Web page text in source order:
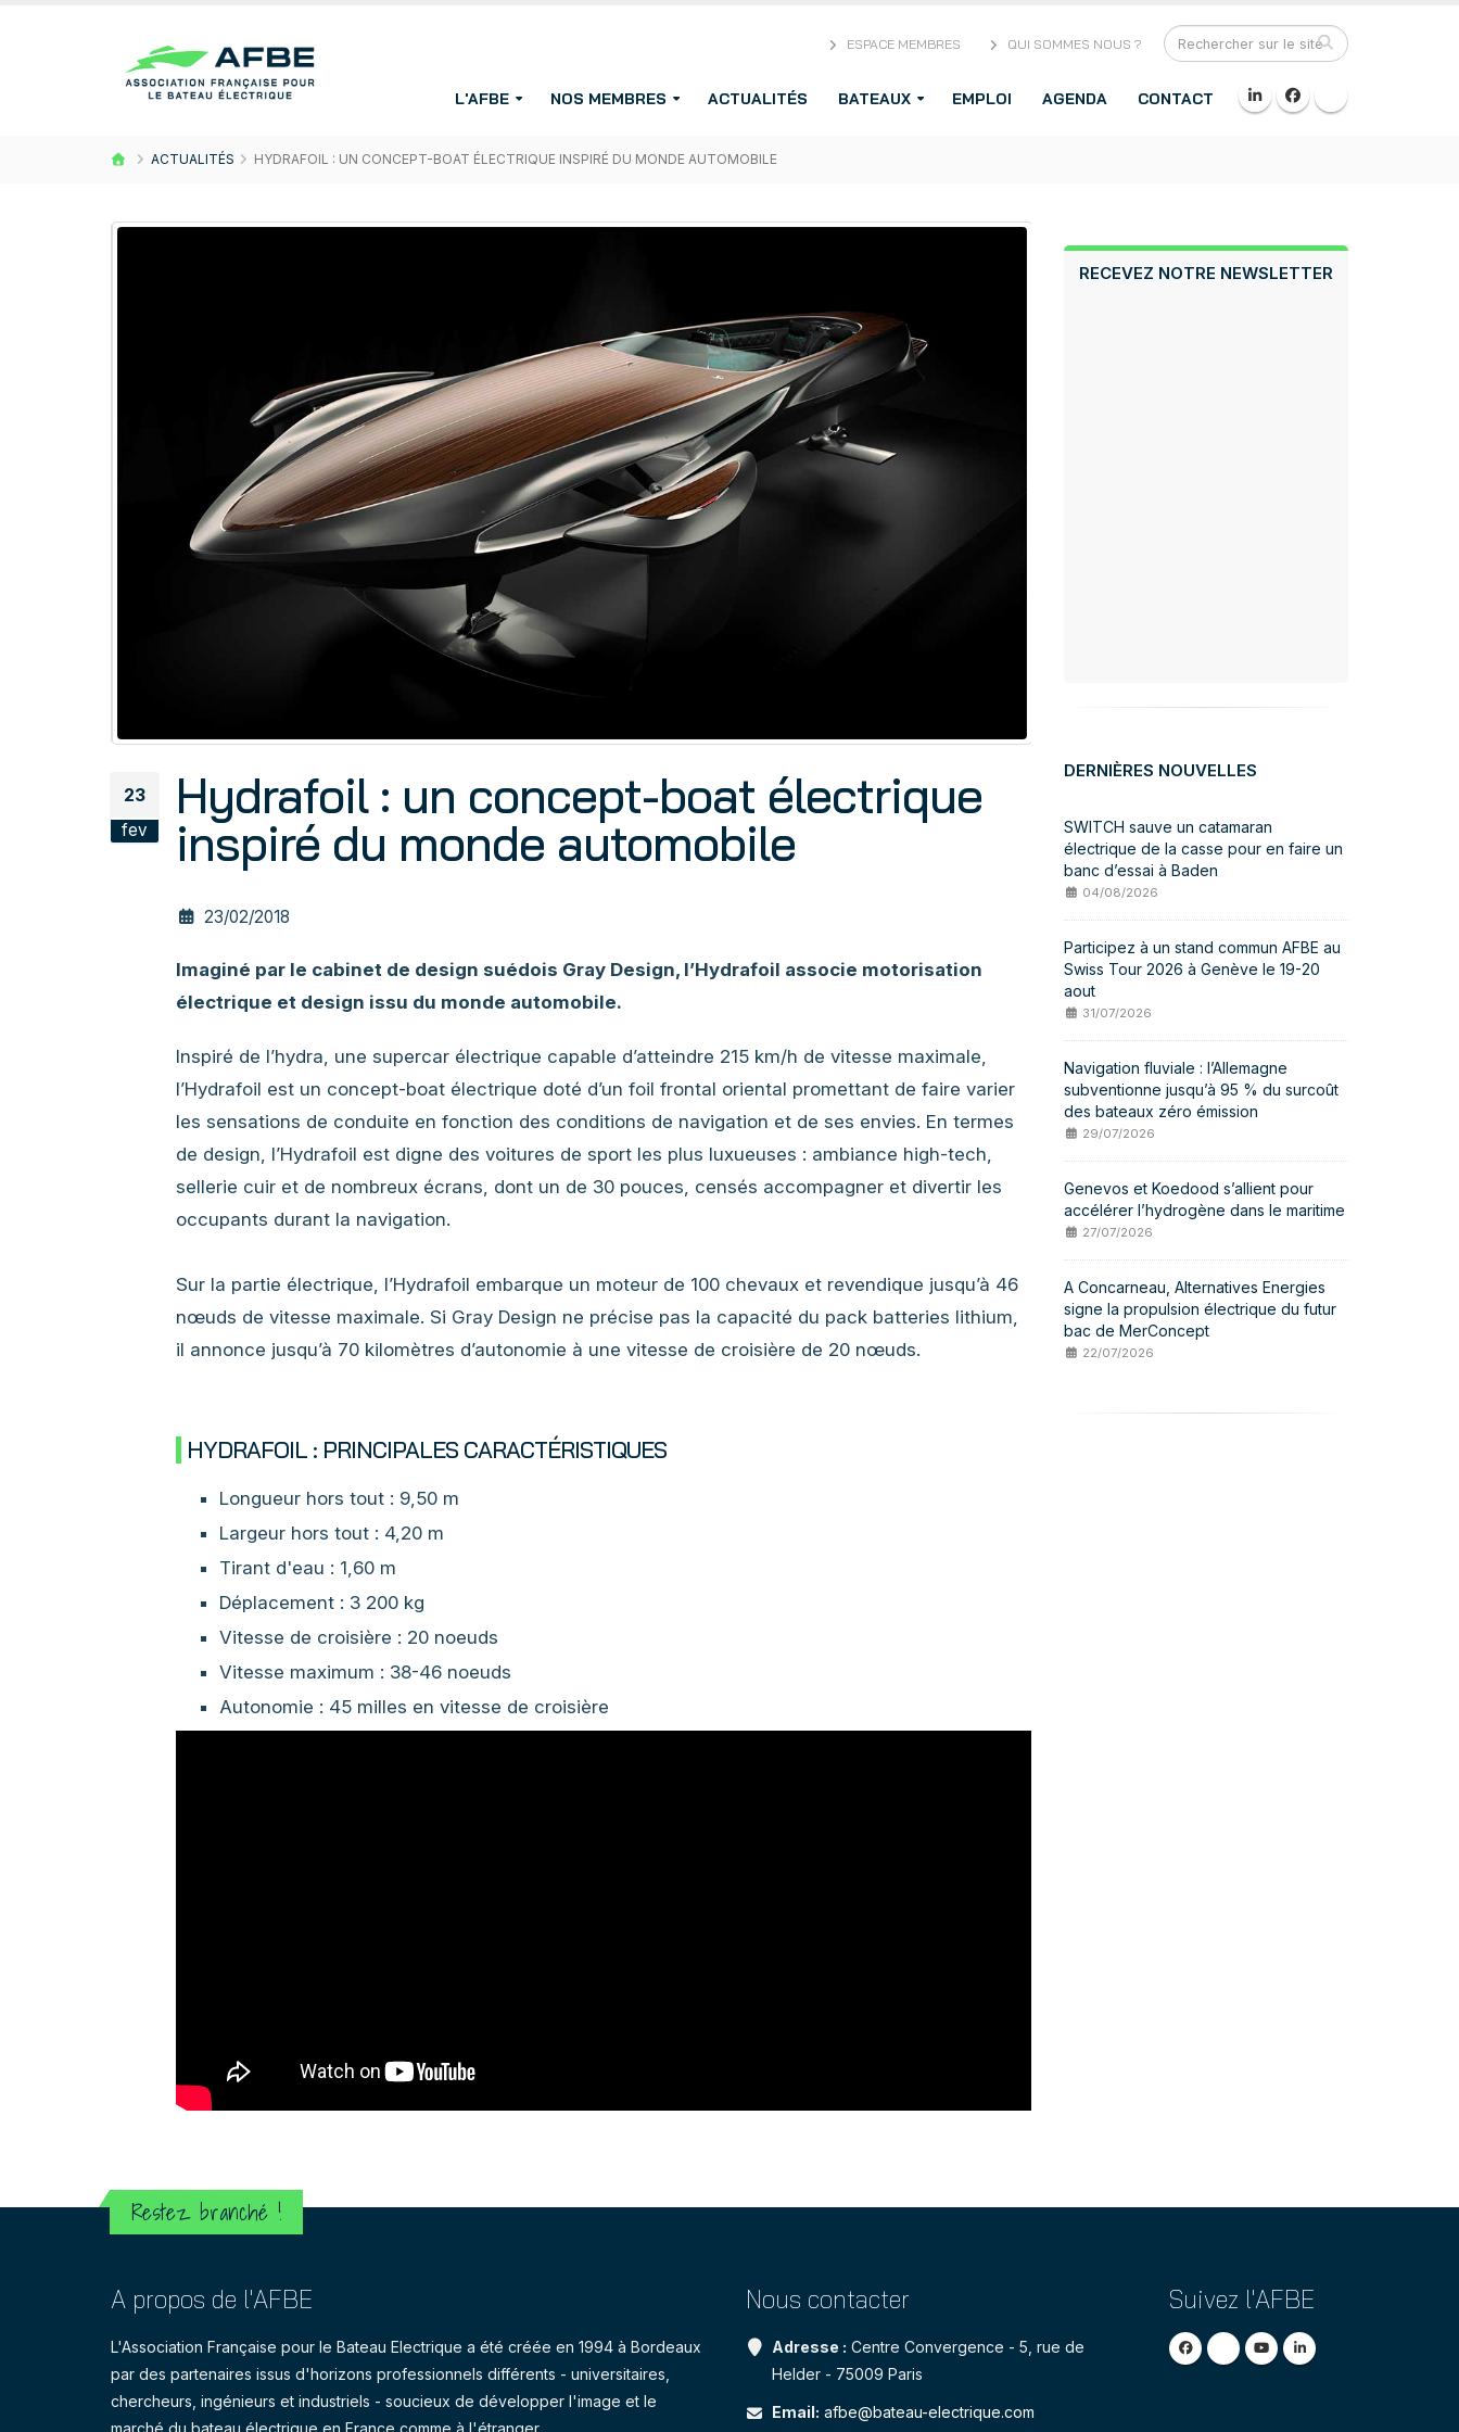
ESPACE MEMBRES QUI SOMMES NOUS ?
L'AFBE NOS MEMBRES ACTUALITÉS BATEAUX EMPLOI AGENDA CONTACT
ACTUALITÉS HYDRAFOIL : UN CONCEPT-BOAT ÉLECTRIQUE INSPIRÉ DU MONDE AUTOMOBILE
23
fev
Hydrafoil : un concept-boat électrique
inspiré du monde automobile
23/02/2018
Imaginé par le cabinet de design suédois Gray Design, l’Hydrafoil associe motorisation
électrique et design issu du monde automobile.
Inspiré de l’hydra, une supercar électrique capable d’atteindre 215 km/h de vitesse maximale,
l’Hydrafoil est un concept-boat électrique doté d’un foil frontal oriental promettant de faire varier
les sensations de conduite en fonction des conditions de navigation et de ses envies. En termes
de design, l’Hydrafoil est digne des voitures de sport les plus luxueuses : ambiance high-tech,
sellerie cuir et de nombreux écrans, dont un de 30 pouces, censés accompagner et divertir les
occupants durant la navigation.
Sur la partie électrique, l’Hydrafoil embarque un moteur de 100 chevaux et revendique jusqu’à 46
nœuds de vitesse maximale. Si Gray Design ne précise pas la capacité du pack batteries lithium,
il annonce jusqu’à 70 kilomètres d’autonomie à une vitesse de croisière de 20 nœuds.
HYDRAFOIL : PRINCIPALES CARACTÉRISTIQUES
Longueur hors tout : 9,50 m
Largeur hors tout : 4,20 m
Tirant d'eau : 1,60 m
Déplacement : 3 200 kg
Vitesse de croisière : 20 noeuds
Vitesse maximum : 38-46 noeuds
Autonomie : 45 milles en vitesse de croisière
RECEVEZ NOTRE NEWSLETTER
DERNIÈRES NOUVELLES
SWITCH sauve un catamaran
électrique de la casse pour en faire un
banc d’essai à Baden
04/08/2026
Participez à un stand commun AFBE au
Swiss Tour 2026 à Genève le 19-20
aout
31/07/2026
Navigation fluviale : l’Allemagne
subventionne jusqu’à 95 % du surcoût
des bateaux zéro émission
29/07/2026
Genevos et Koedood s’allient pour
accélérer l’hydrogène dans le maritime
27/07/2026
A Concarneau, Alternatives Energies
signe la propulsion électrique du futur
bac de MerConcept
22/07/2026
Restez branché !
A propos de l'AFBE
L'Association Française pour le Bateau Electrique a été créée en 1994 à Bordeaux
par des partenaires issus d'horizons professionnels différents - universitaires,
chercheurs, ingénieurs et industriels - soucieux de développer l'image et le
marché du bateau électrique en France comme à l'étranger.
Nous contacter
Adresse : Centre Convergence - 5, rue de
Helder - 75009 Paris
Email: afbe@bateau-electrique.com
Suivez l'AFBE